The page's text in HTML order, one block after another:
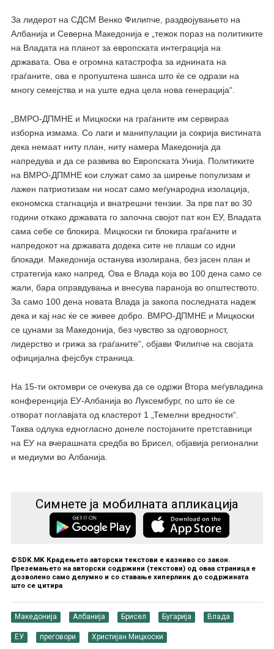
За лидерот на СДСМ Венко Филипче, раздвојувањето на
Албанија и Северна Македонија е „тежок пораз на политиките
на Владата на планот за европската интеграција на
државата. Ова е огромна катастрофа за иднината на
граѓаните, ова е пропуштена шанса што ќе се одрази на
многу семејства и на уште една цела нова генерација“.
„ВМРО-ДПМНЕ и Мицкоски на граѓаните им сервираа
изборна измама. Со лаги и манипулации ја сокрија вистината
дека немаат ниту план, ниту намера Македонија да
напредува и да се развива во Европската Унија. Политиките
на ВМРО-ДПМНЕ кои служат само за ширење популизам и
лажен патриотизам ни носат само меѓународна изолација,
економска стагнација и внатрешни тензии. За прв пат во 30
години откако државата го започна својот пат кон ЕУ, Владата
сама себе се блокира. Мицкоски ги блокира граѓаните и
напредокот на државата додека сите не плаши со идни
блокади. Македонија останува изолирана, без јасен план и
стратегија како напред. Ова е Влада која во 100 дена само се
жали, бара оправдувања и внесува параноја во општеството.
За само 100 дена новата Влада ја закопа последната надеж
дека и кај нас ќе се живее добро. ВМРО-ДПМНЕ и Мицкоски
се цунами за Македонија, без чувство за одговорност,
лидерство и грижа за граѓаните“, објави Филипче на својата
официјална фејсбук страница.
На 15-ти октомври се очекува да се одржи Втора меѓувладина
конференција ЕУ-Албанија во Луксембург, по што ќе се
отворат поглавјата од кластерот 1 „Темелни вредности“.
Таква одлука едногласно донеле постојаните претставници
на ЕУ на вчерашната средба во Брисел, објавија регионални
и медиуми во Албанија.
Симнете ја мобилната апликација
©SDK.MK Крадењето авторски текстови е казниво со закон.
Преземањето на авторски содржини (текстови) од оваа страница е
дозволено само делумно и со ставање хиперлинк до содржината
што се цитира
Македонија Албанија Брисел Бугарија Влада
ЕУ преговори Христијан Мицкоски